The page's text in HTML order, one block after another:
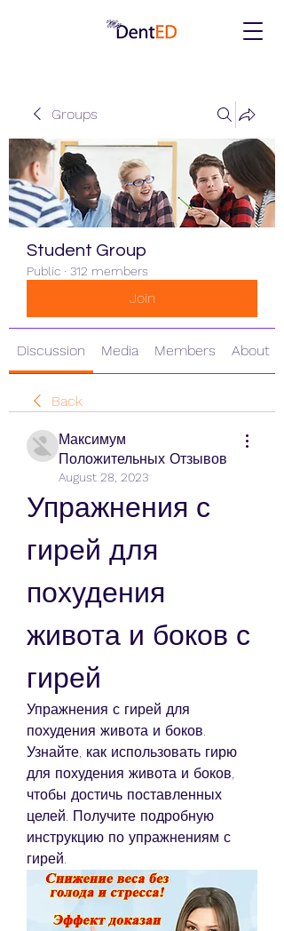
Groups
Student Group
Public · 312 members
Join
Discussion Media Members About
Back
Максимум
Положительных Отзывов
August 28, 2023
Упражнения с
гирей для
похудения
живота и боков с
гирей
Упражнения с гирей для
похудения живота и боков.
Узнайте, как использовать гирю
для похудения живота и боков,
чтобы достичь поставленных
целей. Получите подробную
инструкцию по упражнениям с
гирей.